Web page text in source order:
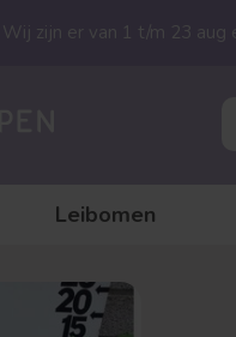
Leibomen
Wij zijn er van 1 t/m 23 aug